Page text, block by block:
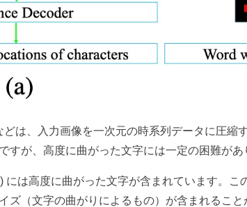
は、入力画像を一次元の時系列データに圧縮
すが、高度に曲がった文字には一定の困難があ
には高度に曲がった文字が含まれています。
ズ（文字の曲がりによるもの）が含まれるこ